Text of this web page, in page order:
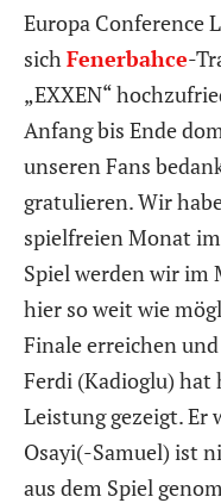
Europa Conference
sich Fenerbahce-
„EXXEN“
Anfang bis Ende
unseren Fans
gratulieren. Wir
spielfreien Monat
Spiel werden wir im
hier so weit wie
Finale erreichen
Ferdi (Kadioglu) hat
Leistung gezeigt. Er
Osayi(-Samuel) ist
aus dem Spiel